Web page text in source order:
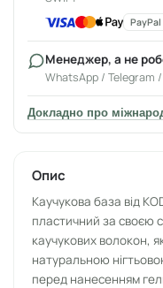
PayPal
Менеджер, а не
WhatsApp / Telegram
Докладно про
Опис
Каучукова база від
пластичний за своєю
каучукових волокон,
натуральною
перед нанесенням